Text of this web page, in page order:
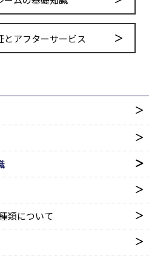
とアフターサービス
類について